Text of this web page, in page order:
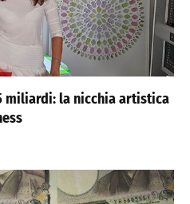
miliardi: la nicchia artistica